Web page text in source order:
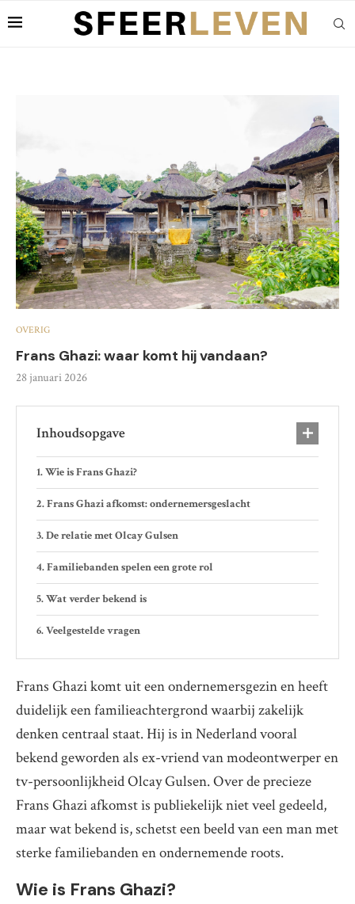
OVERIG
Frans Ghazi: waar komt hij vandaan?
28 januari 2026
Inhoudsopgave
Wie is Frans Ghazi?
Frans Ghazi afkomst: ondernemersgeslacht
De relatie met Olcay Gulsen
Familiebanden spelen een grote rol
Wat verder bekend is
Veelgestelde vragen
Frans Ghazi komt uit een ondernemersgezin en heeft
duidelijk een familieachtergrond waarbij zakelijk
denken centraal staat. Hij is in Nederland vooral
bekend geworden als ex-vriend van modeontwerper en
tv-persoonlijkheid Olcay Gulsen. Over de precieze
Frans Ghazi afkomst is publiekelijk niet veel gedeeld,
maar wat bekend is, schetst een beeld van een man met
sterke familiebanden en ondernemende roots.
Wie is Frans Ghazi?